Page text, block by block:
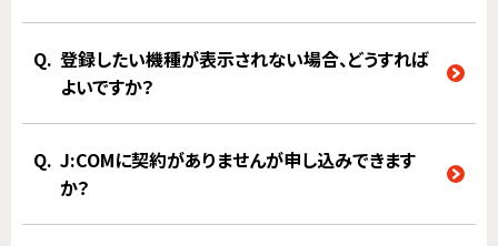
登録したい機種が表示されない場合、どうすれば
よいですか？
J:COMに契約がありませんが申し込みできます
か？